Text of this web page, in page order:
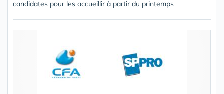
candidates pour les accueillir à partir du printemps